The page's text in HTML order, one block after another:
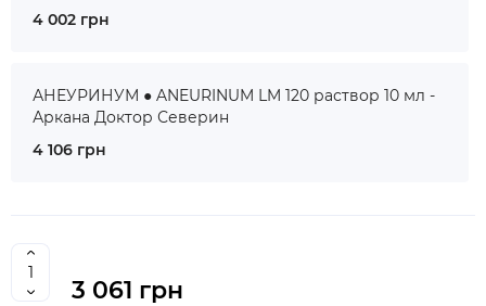
4 002 грн
АНЕУРИНУМ ● ANEURINUM LM 120 раствор 10 мл -
Аркана Доктор Северин
4 106 грн
3 061 грн